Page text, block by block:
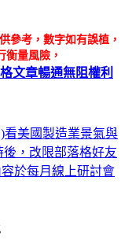
參考，數字如有誤植，
衡量風險，
文章暢通無阻權利
看美國製造業景氣與
後，改限部落格好友
於每月線上研討會